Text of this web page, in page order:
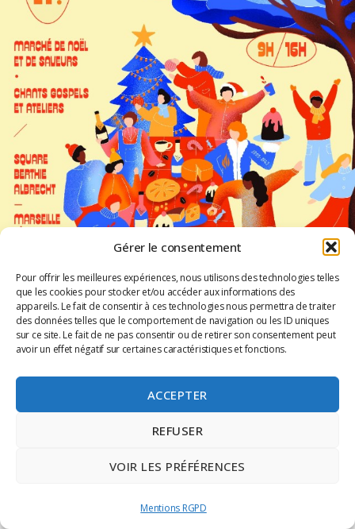
Gérer le consentement
Pour offrir les meilleures expériences, nous utilisons des technologies telles
que les cookies pour stocker et/ou accéder aux informations des
appareils. Le fait de consentir à ces technologies nous permettra de traiter
des données telles que le comportement de navigation ou les ID uniques
sur ce site. Le fait de ne pas consentir ou de retirer son consentement peut
avoir un effet négatif sur certaines caractéristiques et fonctions.
ACCEPTER
REFUSER
VOIR LES PRÉFÉRENCES
Mentions RGPD
MARCHE DE NOEL & STREET
Dimanche 8 décembre, rejoignez-nous pour une journée conviviale